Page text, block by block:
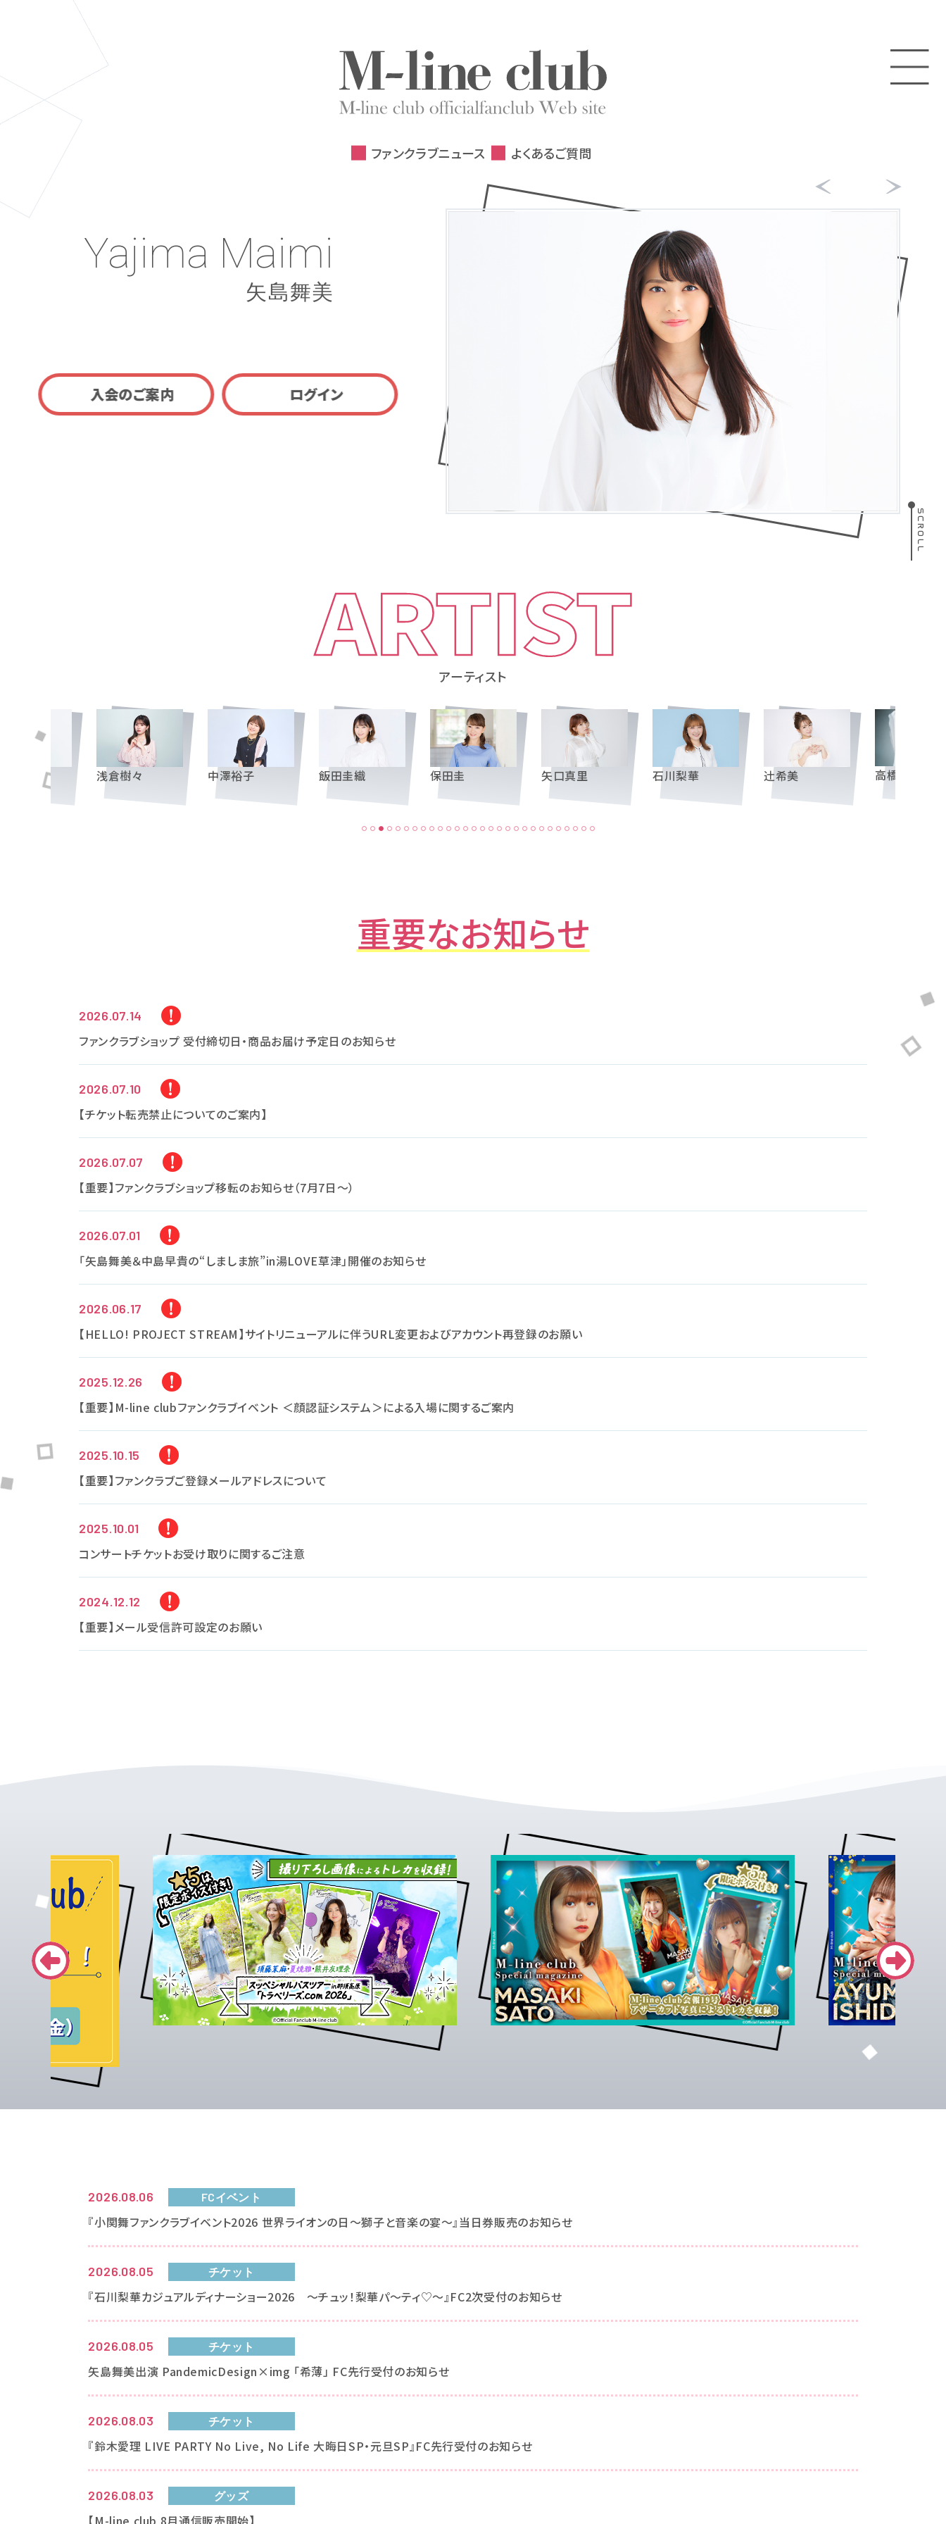
ファンクラブニュース よくあるご質問
入会のご案内 ログイン
Suzuki Airi
鈴木愛理
Yaguchi Mari
矢口真里
Yajima Maimi
矢島舞美
Takahashi Ai
高橋愛
Katsuta Rina
勝田里奈
Takeuchi Akari
竹内朱莉
Ishida Ayumi
石田亜佑美
Nakazawa Yuko
中澤裕子
Sasaki Rikako
佐々木莉佳子
Sudo Maasa
須藤茉麻
Ozeki Mai
小関舞
Nakajima Saki
中島早貴
Tsuji Nozomi
辻󠄀希美
Morito Chisaki
森戸知沙希
Kumai Yurina
熊井友理奈
Uemura Akari
植村あかり
Fukumura Mizuki
譜久村聖
Tanaka Reina
田中れいな
Yasuda Kei
保田圭
Sato Masaki
佐藤優樹
Yamagishi Riko
山岸理子
Iikubo Haruna
飯窪春菜
Miyamoto Karin
宮本佳林
Inaba Manaka
稲場愛香
Miyazaki Yuka
宮崎由加
Iida Kaori
飯田圭織
Asakura Kiki
浅倉樹々
Ishikawa Rika
石川梨華
SCROLL
ARTIST
アーティスト
浅倉樹々 中澤裕子 飯田圭織 保田圭 矢口真里 石川梨華 辻󠄀希美 高橋愛
重要なお知らせ
2026.07.14
ファンクラブショップ 受付締切日・商品お届け予定日のお知らせ
2026.07.10
【チケット転売禁止についてのご案内】
2026.07.07
【重要】ファンクラブショップ移転のお知らせ（7月7日～）
2026.07.01
「矢島舞美＆中島早貴の“しましま旅”in湯LOVE草津」開催のお知らせ
2026.06.17
【HELLO! PROJECT STREAM】サイトリニューアルに伴うURL変更およびアカウント再登録のお願い
2025.12.26
【重要】M-line clubファンクラブイベント ＜顔認証システム＞による入場に関するご案内
2025.10.15
【重要】ファンクラブご登録メールアドレスについて
2025.10.01
コンサートチケットお受け取りに関するご注意
2024.12.12
【重要】メール受信許可設定のお願い
NEWS
2026.08.06 FCイベント
『小関舞ファンクラブイベント2026 世界ライオンの日～獅子と音楽の宴～』当日券販売のお知らせ
2026.08.05 チケット
『石川梨華カジュアルディナーショー2026 ～チュッ！梨華パ～ティ♡～』FC2次受付のお知らせ
2026.08.05 チケット
矢島舞美出演 PandemicDesign×img 「希薄」 FC先行受付のお知らせ
2026.08.03 チケット
『鈴木愛理 LIVE PARTY No Live, No Life 大晦日SP・元旦SP』FC先行受付のお知らせ
2026.08.03 グッズ
【M-line club 8月通信販売開始】